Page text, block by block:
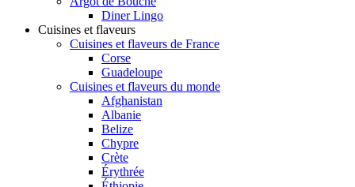
Diner Lingo
Cuisines et flaveurs
Cuisines et flaveurs de France
Corse
Guadeloupe
Cuisines et flaveurs du monde
Afghanistan
Albanie
Belize
Chypre
Crète
Érythrée